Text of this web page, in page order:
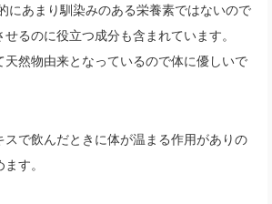
にあまり馴染みのある栄養素ではないので
るのに役立つ成分も含まれています。
天然物由来となっているので体に優しいで
スで飲んだときに体が温まる作用がありの
す。